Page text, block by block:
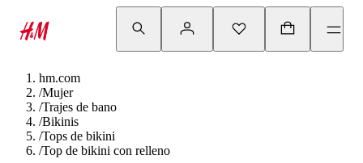
hm.com
/Mujer
/Trajes de bano
/Bikinis
/Tops de bikini
/Top de bikini con relleno